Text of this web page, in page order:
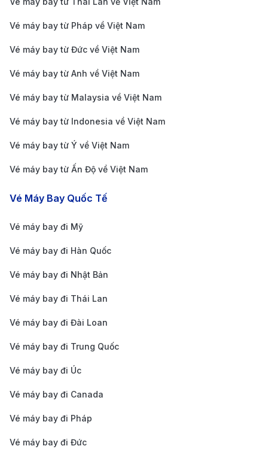
8 km. Thời gian di chuyển vào trung tâm dao động từ
20 đến 40 phút, tùy thuộc vào tình trạng giao thông.
Taxi
Taxi là phương tiện di chuyển phổ biến nhất từ sân
bay đến trung tâm thành phố. Các hãng taxi uy tín
giá cước từ 150.000 - 200.000 VND (tương đương 7 -
9 USD). Thời gian di chuyển từ sân bay đến trung tâm
thành phố khoảng 20 - 30 phút, tùy thuộc vào mật độ
Xe công nghệ (Grab, Be)
Các dịch vụ xe công nghệ như Grab và Be cũng là
một lựa chọn phổ biến và giá cả phải chăng hơn taxi
truyền thống. Giá cước xe công nghệ thường từ
Xe buýt
Xe buýt là phương tiện công cộng tiết kiệm nhất, phù
hợp cho những ai không có nhiều hành lý. Các tuyến
xe buýt như 152 và 109 phục vụ hành khách từ sân
Vé máy bay từ Pháp về Việt Nam
Vé máy bay từ Đức về Việt Nam
Vé máy bay từ Anh về Việt Nam
Vé máy bay từ Malaysia về Việt Nam
Vé máy bay từ Indonesia về Việt Nam
Vé máy bay từ Ý về Việt Nam
Vé máy bay từ Ấn Độ về Việt Nam
Vé Máy Bay Quốc Tế
Vé máy bay đi Mỹ
Vé máy bay đi Hàn Quốc
Vé máy bay đi Nhật Bản
Vé máy bay đi Thái Lan
Vé máy bay đi Đài Loan
Vé máy bay đi Trung Quốc
Vé máy bay đi Úc
Vé máy bay đi Canada
Vé máy bay đi Pháp
Vé máy bay đi Đức